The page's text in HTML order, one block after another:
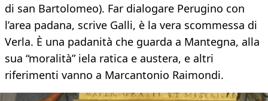
di san Bartolomeo). Far dialogare Perugino con
l’area padana, scrive Galli, è la vera scommessa di
Verla. È una padanità che guarda a Mantegna, alla
sua “moralità” iela ratica e austera, e altri
riferimenti vanno a Marcantonio Raimondi.